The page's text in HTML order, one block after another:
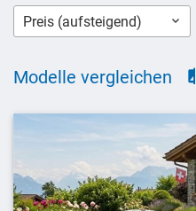
Preis (aufsteigend)
Modelle vergleichen